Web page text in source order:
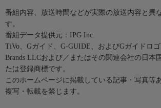
番組内容、放送時間などが実際の放送内容と異
す。
番組データ提供元：IPG Inc.
TiVo、Gガイド、G-GUIDE、およびGガイドロ
Brands LLCおよび／またはその関連会社の日本
たは登録商標です。
このホームページに掲載している記事・写真等
複写・転載を禁じます。